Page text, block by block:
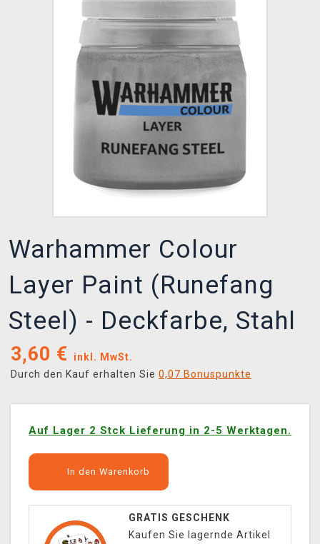
XZONE CLUB
Warhammer Colour
Layer Paint (Runefang
Steel) - Deckfarbe, Stahl
3,60 €
inkl. MwSt.
Durch den Kauf erhalten Sie 0,07 Bonuspunkte
Auf Lager 2 Stck Lieferung in 2-5 Werktagen.
In den Warenkorb
GRATIS GESCHENK
Kaufen Sie lagernde Artikel